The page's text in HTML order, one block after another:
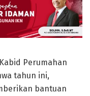
Perumahan
tahun ini,
bantuan